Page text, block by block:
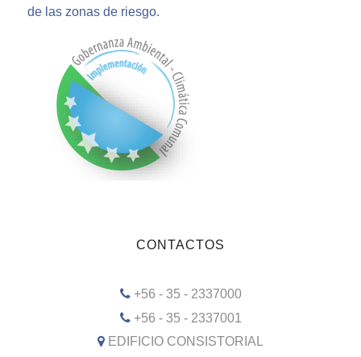
de las zonas de riesgo.
CONTACTOS
+56 - 35 - 2337000
+56 - 35 - 2337001
EDIFICIO CONSISTORIAL